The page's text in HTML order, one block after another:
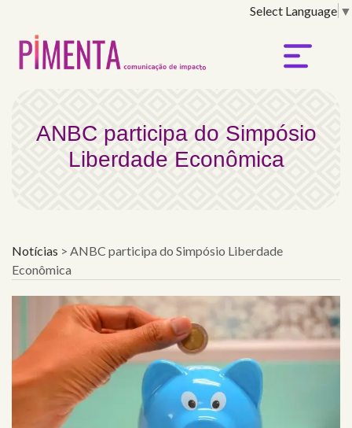
Select Language ▼
ANBC participa do Simpósio
Liberdade Econômica
Notícias > ANBC participa do Simpósio Liberdade
Econômica